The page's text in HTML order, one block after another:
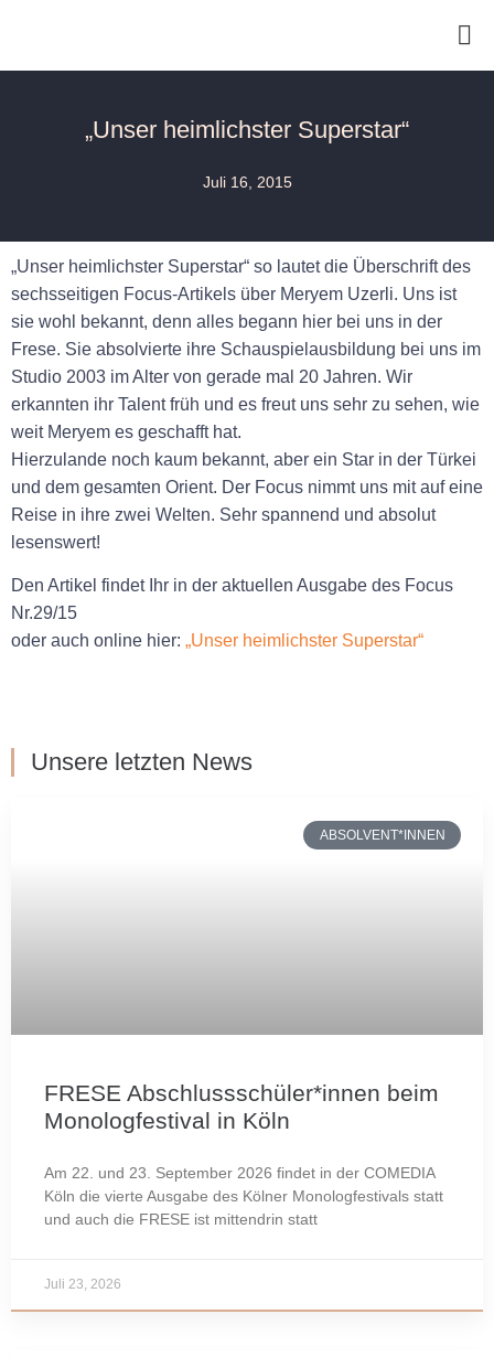
„Unser heimlichster Superstar“
Juli 16, 2015
„Unser heimlichster Superstar“ so lautet die Überschrift des
sechsseitigen Focus-Artikels über Meryem Uzerli. Uns ist
sie wohl bekannt, denn alles begann hier bei uns in der
Frese. Sie absolvierte ihre Schauspielausbildung bei uns im
Studio 2003 im Alter von gerade mal 20 Jahren. Wir
erkannten ihr Talent früh und es freut uns sehr zu sehen, wie
weit Meryem es geschafft hat.
Hierzulande noch kaum bekannt, aber ein Star in der Türkei
und dem gesamten Orient. Der Focus nimmt uns mit auf eine
Reise in ihre zwei Welten. Sehr spannend und absolut
lesenswert!
Den Artikel findet Ihr in der aktuellen Ausgabe des Focus
Nr.29/15
oder auch online hier: „Unser heimlichster Superstar“
Unsere letzten News
ABSOLVENT*INNEN
FRESE Abschlussschüler*innen beim
Monologfestival in Köln
Am 22. und 23. September 2026 findet in der COMEDIA
Köln die vierte Ausgabe des Kölner Monologfestivals statt
und auch die FRESE ist mittendrin statt
Juli 23, 2026